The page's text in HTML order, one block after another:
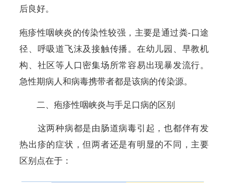
后良好。
疱疹性咽峡炎的传染性较强，主要是通过粪-口途
径、呼吸道飞沫及接触传播。在幼儿园、早教机
构、社区等人口密集场所常容易出现暴发流行。
急性期病人和病毒携带者都是该病的传染源。
二、疱疹性咽峡炎与手足口病的区别
这两种病都是由肠道病毒引起，也都伴有发
热出疹的症状，但两者还是有明显的不同，主要
区别点在于：